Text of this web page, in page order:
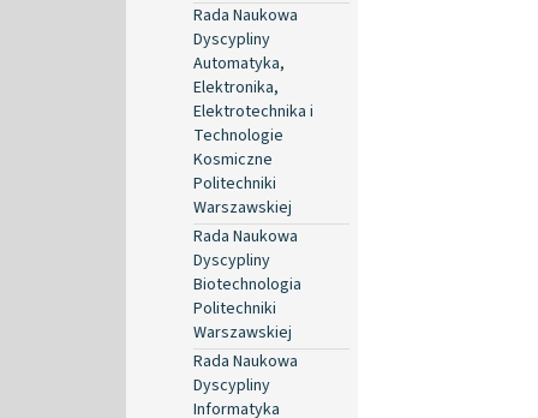
Rada Naukowa
Dyscypliny
Automatyka,
Elektronika,
Elektrotechnika i
Technologie
Kosmiczne
Politechniki
Warszawskiej
Rada Naukowa
Dyscypliny
Biotechnologia
Politechniki
Warszawskiej
Rada Naukowa
Dyscypliny
Informatyka